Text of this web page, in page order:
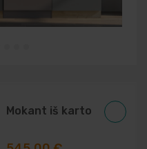
Mokant iš karto